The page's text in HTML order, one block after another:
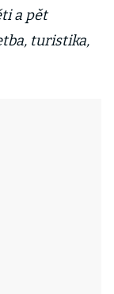
a pět
turistika,